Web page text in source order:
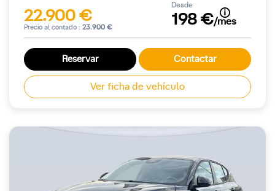
22.900 €
Precio al contado : 23.900 €
Desde
198 €/mes
Reservar Contactar
Ver ficha de vehículo